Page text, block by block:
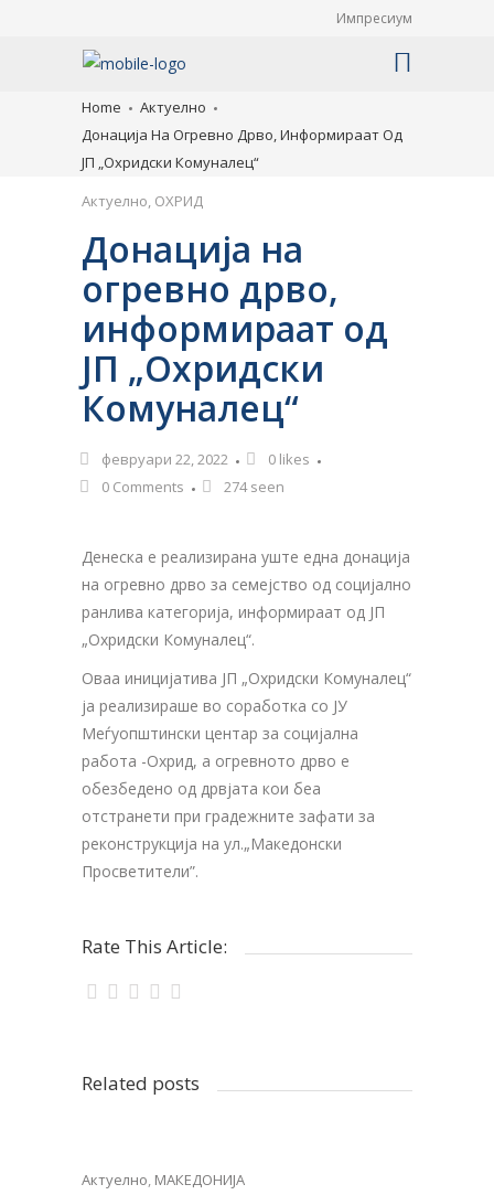
Импресиум
Home
Актуелно
Донација На Огревно Дрво, Информираат Од
ЈП „Охридски Комуналец“
Актуелно, ОХРИД
Донација на
огревно дрво,
информираат од
ЈП „Охридски
Комуналец“
февруари 22, 2022 0 likes
0 Comments
274 seen
Денеска е реализирана уште една донација
на огревно дрво за семејство од социјално
ранлива категорија, информираат од ЈП
„Охридски Комуналец“.
Оваа иницијатива ЈП „Охридски Комуналец“
ја реализираше во соработка со ЈУ
Меѓуопштински центар за социјална
работа -Охрид, а огревното дрво е
обезбедено од дрвјата кои беа
отстранети при градежните зафати за
реконструкција на ул.„Македонски
Просветители”.
Rate This Article:
Related posts
Актуелно, МАКЕДОНИЈА